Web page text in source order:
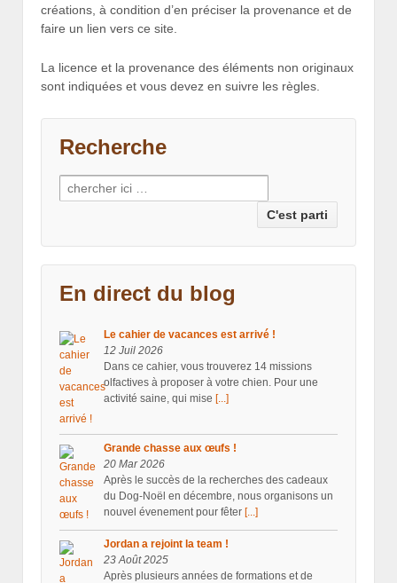
créations, à condition d’en préciser la provenance et de
faire un lien vers ce site.
La licence et la provenance des éléments non originaux
sont indiquées et vous devez en suivre les règles.
Recherche
Recherche pour:
En direct du blog
Le cahier de vacances est arrivé !
12 Juil 2026
Dans ce cahier, vous trouverez 14 missions
olfactives à proposer à votre chien. Pour une
activité saine, qui mise [...]
Grande chasse aux œufs !
20 Mar 2026
Après le succès de la recherches des cadeaux
du Dog-Noël en décembre, nous organisons un
nouvel évenement pour fêter [...]
Jordan a rejoint la team !
23 Août 2025
Après plusieurs années de formations et de